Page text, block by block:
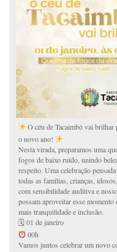
O céu de Tacaimbó vai brilhar
o novo ano!
Nesta virada, preparamos uma
fogos de baixo ruído, unindo
respeito. Uma celebração
todas as famílias, crianças,
com sensibilidade auditiva e
possam aproveitar esse momento
mais tranquilidade e inclusão.
🗓 01 de janeiro
00h
Vamos juntos celebrar um novo